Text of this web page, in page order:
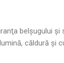
belşugului
căldură